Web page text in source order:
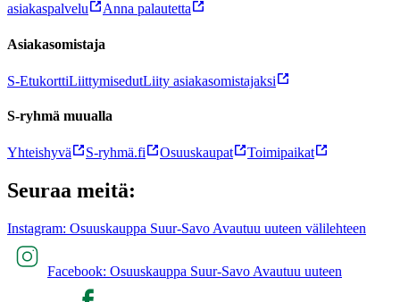
asiakaspalvelu
Anna palautetta
Asiakasomistaja
S-EtukorttiLiittymisedutLiity asiakasomistajaksi
S-ryhmä muualla
Yhteishyvä S-ryhmä.fi Osuuskaupat Toimipaikat
Seuraa meitä:
Instagram: Osuuskauppa Suur-Savo Avautuu uuteen välilehteen
Facebook: Osuuskauppa Suur-Savo Avautuu uuteen